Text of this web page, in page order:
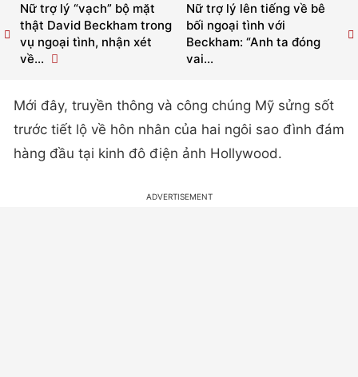
Nữ trợ lý lên tiếng về bê
bối ngoại tình với
Beckham: “Anh ta đóng
vai...
Nữ trợ lý “vạch” bộ mặt
thật David Beckham trong
vụ ngoại tình, nhận xét
về...
Mới đây, truyền thông và công chúng Mỹ sửng sốt
trước tiết lộ về hôn nhân của hai ngôi sao đình đám
hàng đầu tại kinh đô điện ảnh Hollywood.